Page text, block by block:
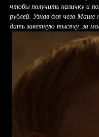
чтобы получить наличку и
рублей. Узнав для чего
дать заветную тысячу..за